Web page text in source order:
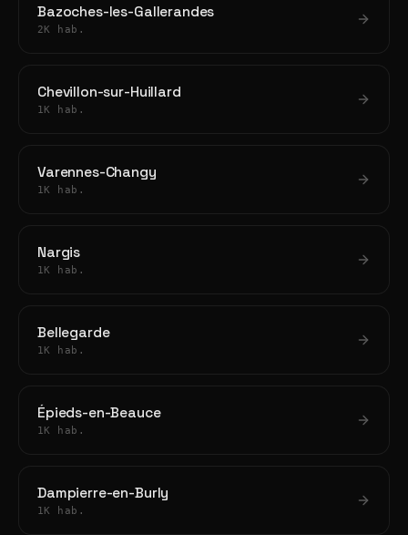
Bazoches-les-Gallerandes
2K hab.
Chevillon-sur-Huillard
1K hab.
Varennes-Changy
1K hab.
Nargis
1K hab.
Bellegarde
1K hab.
Épieds-en-Beauce
1K hab.
Dampierre-en-Burly
1K hab.